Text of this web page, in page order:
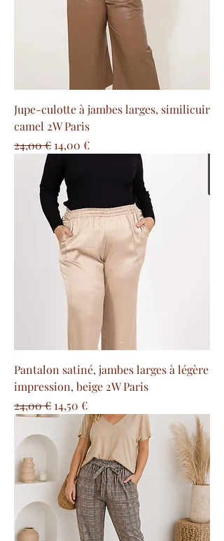
Jupe-culotte à jambes larges, similicuir
camel 2W Paris
Prix original
24,00 € Prix promotionnel
14,00 €
Pantalon satiné, jambes larges à légère
impression, beige 2W Paris
Prix original
24,00 € Prix promotionnel
14,50 €